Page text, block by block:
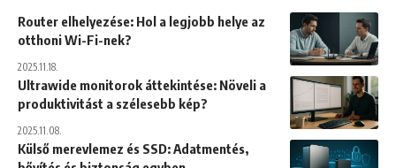
Router elhelyezése: Hol a legjobb helye az
otthoni Wi-Fi-nek?
2025.11.18.
Ultrawide monitorok áttekintése: Növeli a
produktivitást a szélesebb kép?
2025.11.08.
Külső merevlemez és SSD: Adatmentés,